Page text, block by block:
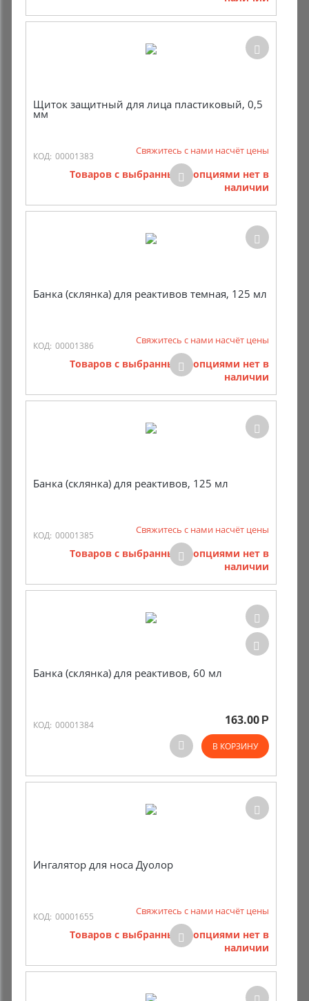
Щиток защитный для лица пластиковый, 0,5
мм
КОД: 00001383 Свяжитесь с нами насчёт цены
Товаров с выбранными опциями нет в
наличии
Банка (склянка) для реактивов темная, 125 мл
КОД: 00001386 Свяжитесь с нами насчёт цены
Товаров с выбранными опциями нет в
наличии
Банка (склянка) для реактивов, 125 мл
КОД: 00001385 Свяжитесь с нами насчёт цены
Товаров с выбранными опциями нет в
наличии
Банка (склянка) для реактивов, 60 мл
КОД: 00001384 163.00 Р
В КОРЗИНУ
Ингалятор для носа Дуолор
КОД: 00001655 Свяжитесь с нами насчёт цены
Товаров с выбранными опциями нет в
наличии